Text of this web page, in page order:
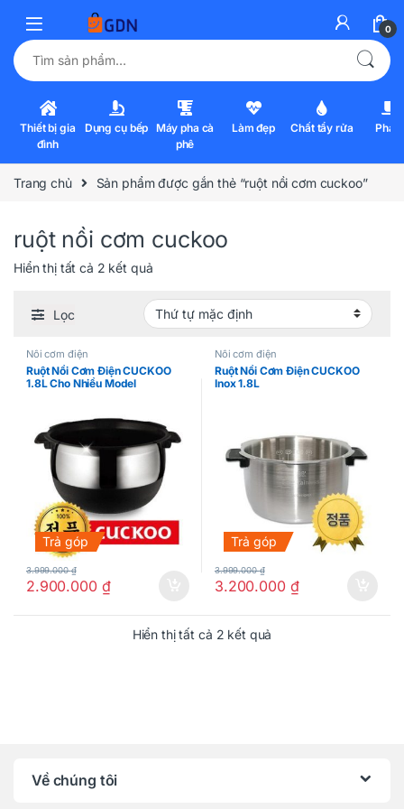
0
Tìm kiếm:
Thiết bị gia
đình
Dụng cụ bếp Máy pha cà
phê
Làm đẹp Chất tẩy rửa Pha
Trang chủ Sản phẩm được gắn thẻ “ruột nồi cơm cuckoo”
ruột nồi cơm cuckoo
Hiển thị tất cả 2 kết quả
Lọc
Nồi cơm điện
Ruột Nồi Cơm Điện CUCKOO
1.8L Cho Nhiều Model
Trả góp
2.900.000 ₫
3.999.000₫
Nồi cơm điện
Ruột Nồi Cơm Điện CUCKOO
Inox 1.8L
Trả góp
3.200.000 ₫
3.999.000₫
Hiển thị tất cả 2 kết quả
Về chúng tôi